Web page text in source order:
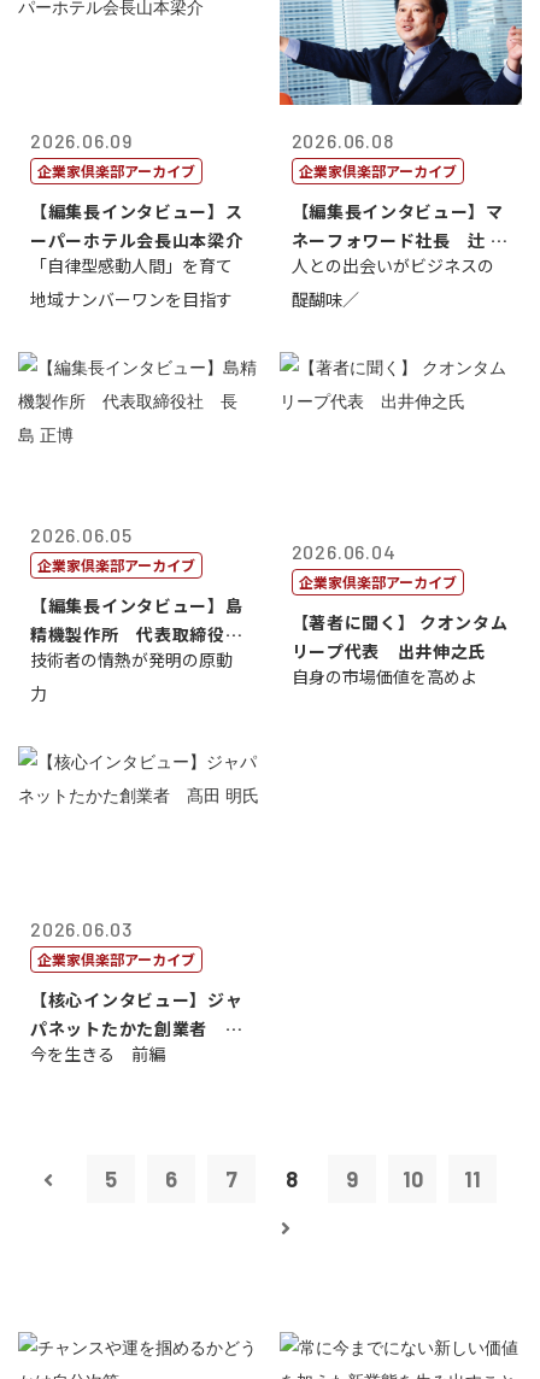
2026.06.09
企業家倶楽部アーカイブ
【編集長インタビュー】ス
ーパーホテル会長山本梁介
「自律型感動人間」を育て
地域ナンバーワンを目指す
2026.06.08
企業家倶楽部アーカイブ
【編集長インタビュー】マ
ネーフォワード社長 辻 庸
介
人との出会いがビジネスの
醍醐味／
2026.06.05
企業家倶楽部アーカイブ
【編集長インタビュー】島
精機製作所 代表取締役
社 長 島 正...
技術者の情熱が発明の原動
力
2026.06.04
企業家倶楽部アーカイブ
【著者に聞く】 クオンタム
リープ代表 出井伸之氏
自身の市場価値を高めよ
2026.06.03
企業家倶楽部アーカイブ
【核心インタビュー】ジャ
パネットたかた創業者 髙
田 明氏
今を生きる 前編
5 6 7 8 9 10 11